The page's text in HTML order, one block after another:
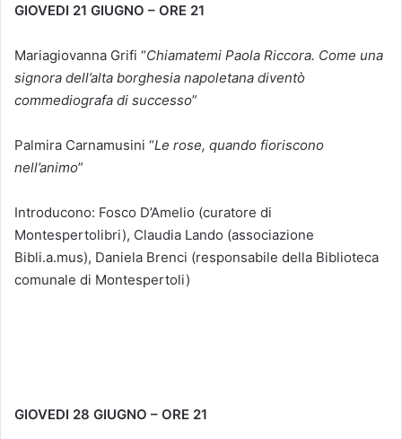
GIOVEDI 21 GIUGNO – ORE 21
Mariagiovanna Grifi “Chiamatemi Paola Riccora. Come una
signora dell’alta borghesia napoletana diventò
commediografa di successo”
Palmira Carnamusini “Le rose, quando fioriscono
nell’animo”
Introducono: Fosco D’Amelio (curatore di
Montespertolibri), Claudia Lando (associazione
Bibli.a.mus), Daniela Brenci (responsabile della Biblioteca
comunale di Montespertoli)
GIOVEDI 28 GIUGNO – ORE 21